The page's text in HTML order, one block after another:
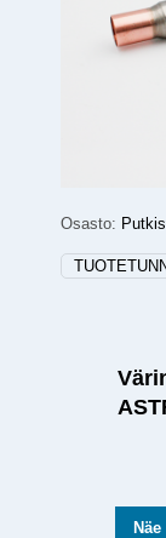
Osasto: